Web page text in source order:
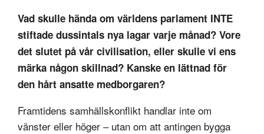
Vad skulle hända om världens parlament INTE
stiftade dussintals nya lagar varje månad? Vore
det slutet på vår civilisation, eller skulle vi ens
märka någon skillnad? Kanske en lättnad för
den hårt ansatte medborgaren?
Framtidens samhällskonflikt handlar inte om
vänster eller höger – utan om att antingen bygga